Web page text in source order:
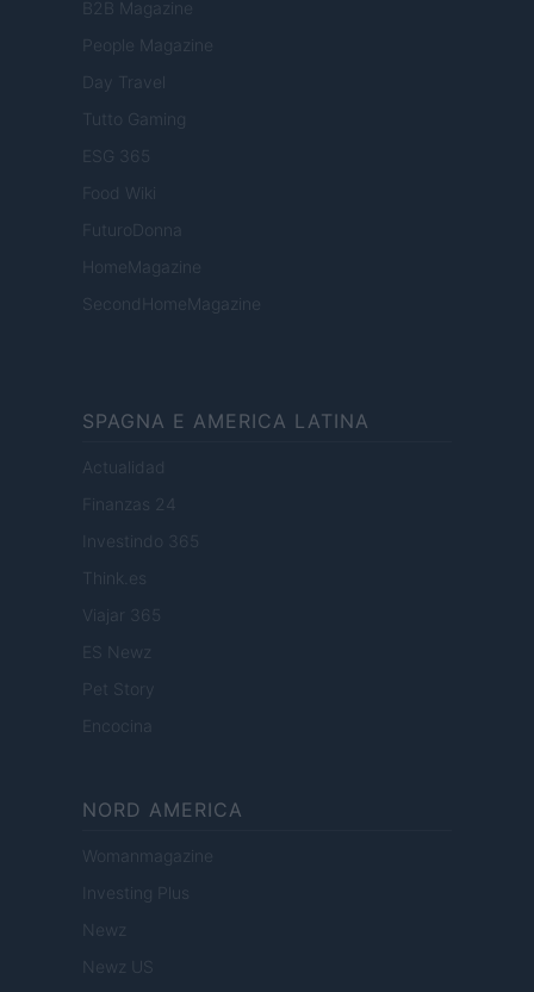
B2B Magazine
People Magazine
Day Travel
Tutto Gaming
ESG 365
Food Wiki
FuturoDonna
HomeMagazine
SecondHomeMagazine
SPAGNA E AMERICA LATINA
Actualidad
Finanzas 24
Investindo 365
Think.es
Viajar 365
ES Newz
Pet Story
Encocina
NORD AMERICA
Womanmagazine
Investing Plus
Newz
Newz US